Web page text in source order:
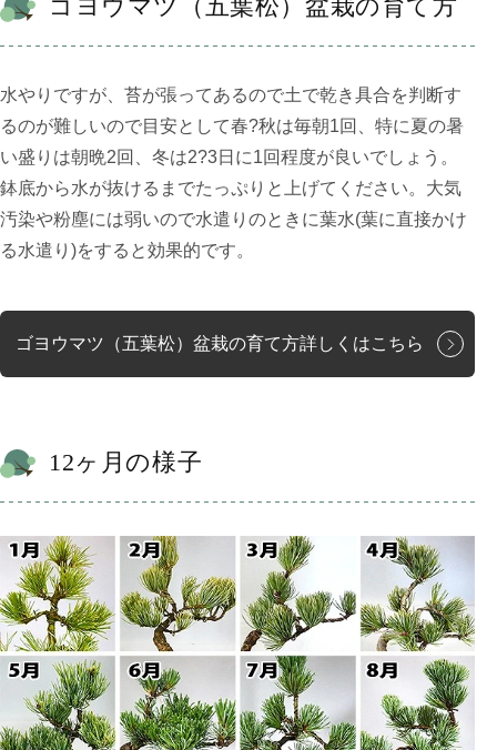
ゴヨウマツ（五葉松）盆栽の育て方
水やりですが、苔が張ってあるので土で乾き具合を判断す
るのが難しいので目安として春?秋は毎朝1回、特に夏の暑
い盛りは朝晩2回、冬は2?3日に1回程度が良いでしょう。
鉢底から水が抜けるまでたっぷりと上げてください。大気
汚染や粉塵には弱いので水遣りのときに葉水(葉に直接かけ
る水遣り)をすると効果的です。
ゴヨウマツ（五葉松）盆栽の育て方詳しくはこちら
12ヶ月の様子